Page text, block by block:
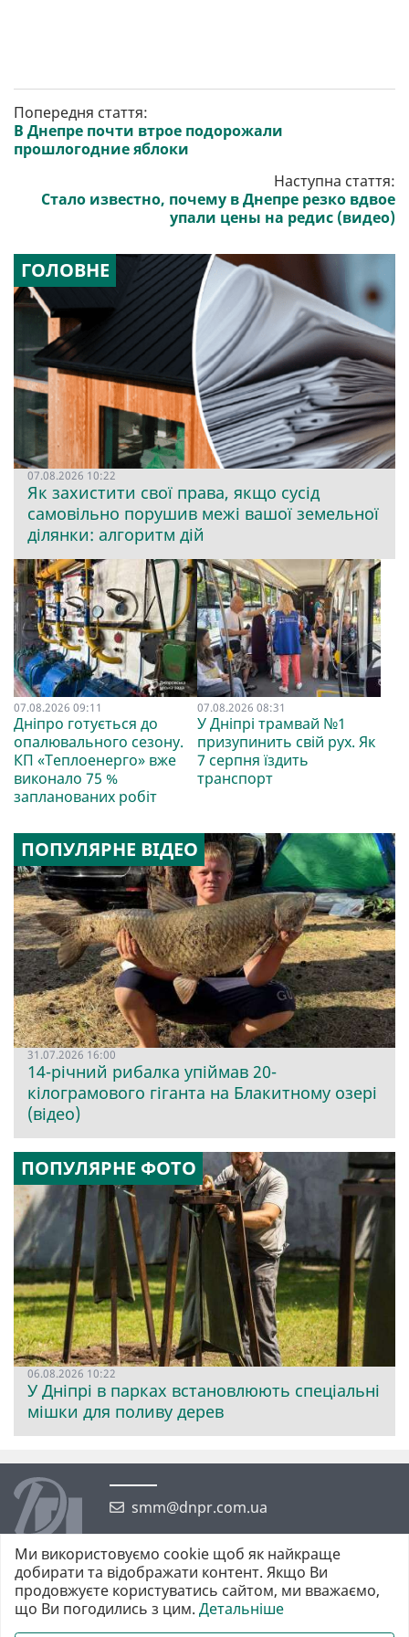
Попередня стаття:
В Днепре почти втрое подорожали
прошлогодние яблоки
Наступна стаття:
Стало известно, почему в Днепре резко вдвое
упали цены на редис (видео)
ГОЛОВНЕ
07.08.2026 10:22
Як захистити свої права, якщо сусід
самовільно порушив межі вашої земельної
ділянки: алгоритм дій
07.08.2026 09:11
Дніпро готується до
опалювального сезону.
КП «Теплоенерго» вже
виконало 75 %
запланованих робіт
07.08.2026 08:31
У Дніпрі трамвай №1
призупинить свій рух. Як
7 серпня їздить
транспорт
ПОПУЛЯРНЕ ВІДЕО
31.07.2026 16:00
14-річний рибалка упіймав 20-
кілограмового гіганта на Блакитному озері
(відео)
ПОПУЛЯРНЕ ФОТО
06.08.2026 10:22
У Дніпрі в парках встановлюють спеціальні
мішки для поливу дерев
smm@dnpr.com.ua
©2026 https://dnpr.com.ua Дніпровська порадниця
Ми використовуємо cookie щоб як найкраще
добирати та відображати контент. Якщо Ви
продовжуєте користуватись сайтом, ми вважаємо,
що Ви погодились з цим. Детальніше